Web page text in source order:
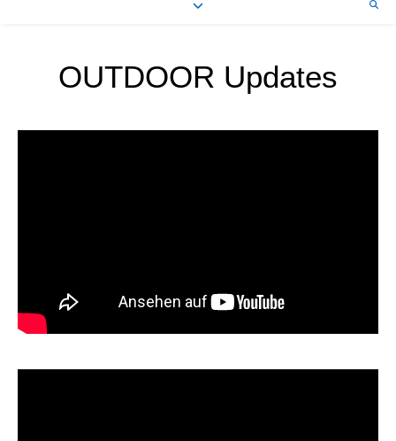
OUTDOOR Updates